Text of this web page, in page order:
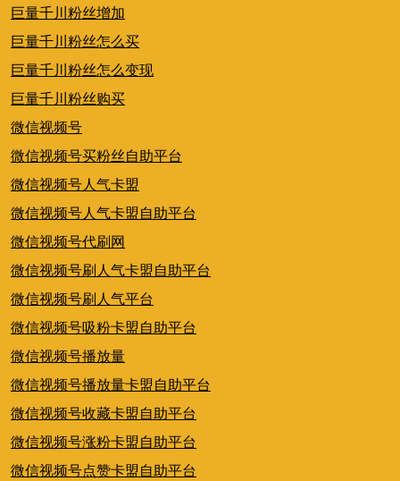
巨量千川粉丝增加
巨量千川粉丝怎么买
巨量千川粉丝怎么变现
巨量千川粉丝购买
微信视频号
微信视频号买粉丝自助平台
微信视频号人气卡盟
微信视频号人气卡盟自助平台
微信视频号代刷网
微信视频号刷人气卡盟自助平台
微信视频号刷人气平台
微信视频号吸粉卡盟自助平台
微信视频号播放量
微信视频号播放量卡盟自助平台
微信视频号收藏卡盟自助平台
微信视频号涨粉卡盟自助平台
微信视频号点赞卡盟自助平台